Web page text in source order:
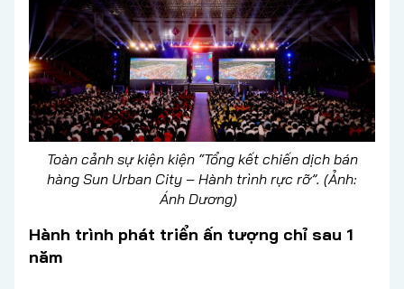
Toàn cảnh sự kiện kiện “Tổng kết chiến dịch bán
hàng Sun Urban City – Hành trình rực rỡ”. (Ảnh:
Ánh Dương)
Hành trình phát triển ấn tượng chỉ sau 1
năm